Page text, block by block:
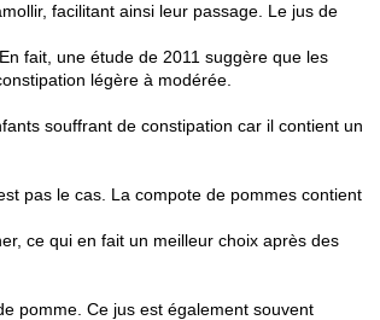
facilitant ainsi leur passage. Le jus de
fait, une étude de 2011 suggère que les
légère à modérée.
souffrant de constipation car il contient un
pas le cas. La compote de pommes contient
ce qui en fait un meilleur choix après des
pomme. Ce jus est également souvent